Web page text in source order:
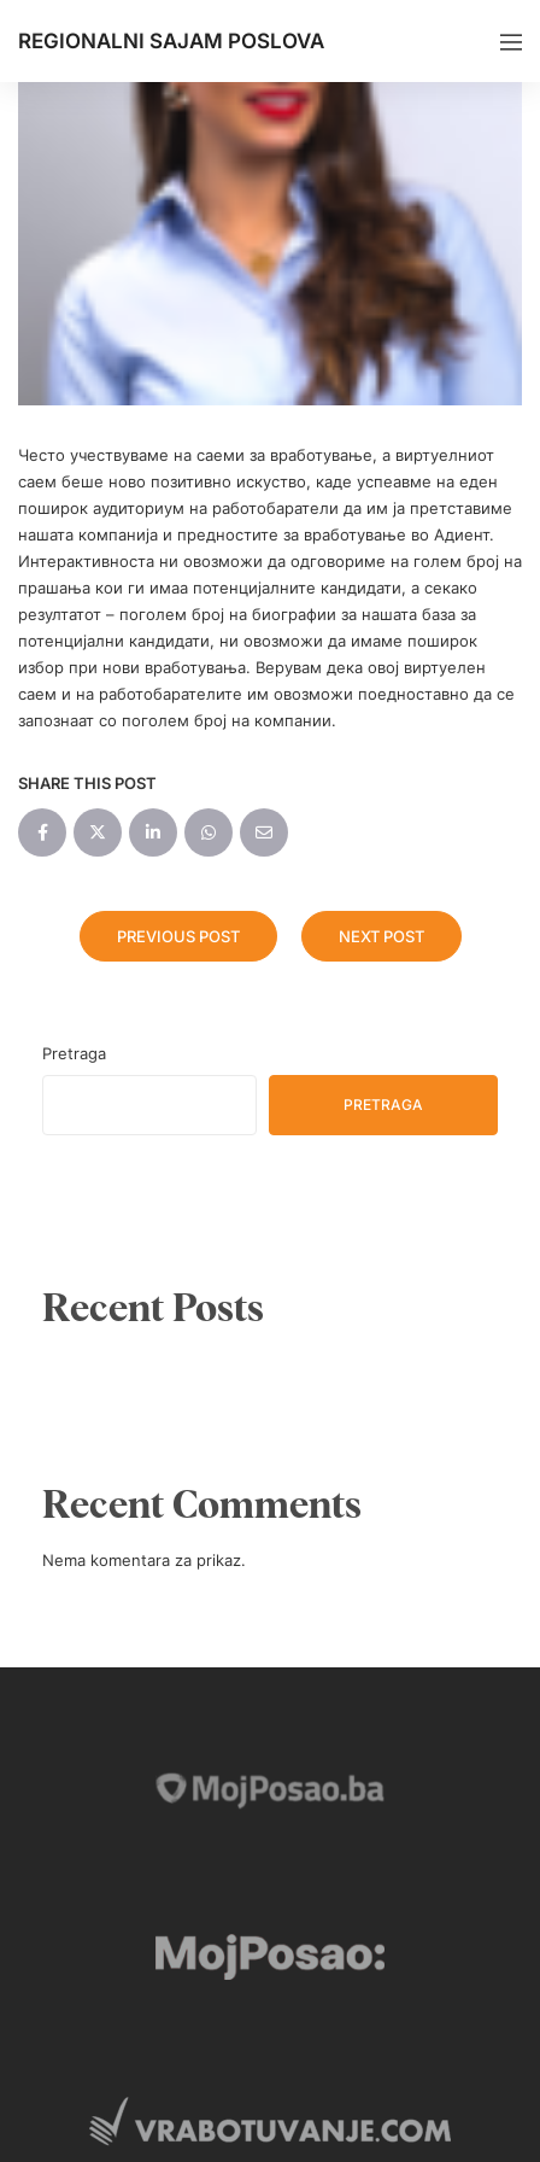
REGIONALNI SAJAM POSLOVA
Често учествуваме на саеми за вработување, а виртуелниот
саем беше ново позитивно искуство, каде успеавме на еден
поширок аудиториум на работобаратели да им ја претставиме
нашата компанија и предностите за вработување во Адиент.
Интерактивноста ни овозможи да одговориме на голем број на
прашања кои ги имаа потенцијалните кандидати, а секако
резултатот – поголем број на биографии за нашата база за
потенцијални кандидати, ни овозможи да имаме поширок
избор при нови вработувања. Верувам дека овој виртуелен
саем и на работобарателите им овозможи поедноставно да се
запознаат со поголем број на компании.
SHARE THIS POST
PREVIOUS POST NEXT POST
Pretraga
PRETRAGA
Recent Posts
Recent Comments
Nema komentara za prikaz.